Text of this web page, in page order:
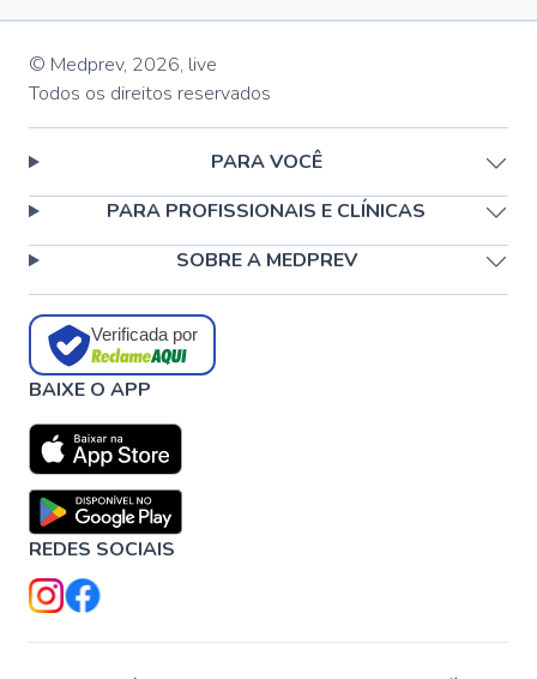
© Medprev, 2026, live
Todos os direitos reservados
PARA VOCÊ
PARA PROFISSIONAIS E CLÍNICAS
SOBRE A MEDPREV
Verificada por
BAIXE O APP
REDES SOCIAIS